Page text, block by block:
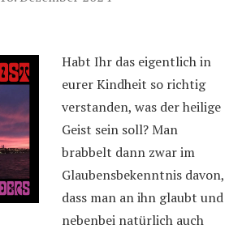
Habt Ihr das eigentlich in
eurer Kindheit so richtig
verstanden, was der heilige
Geist sein soll? Man
brabbelt dann zwar im
Glaubensbekenntnis davon,
dass man an ihn glaubt und
nebenbei natürlich auch